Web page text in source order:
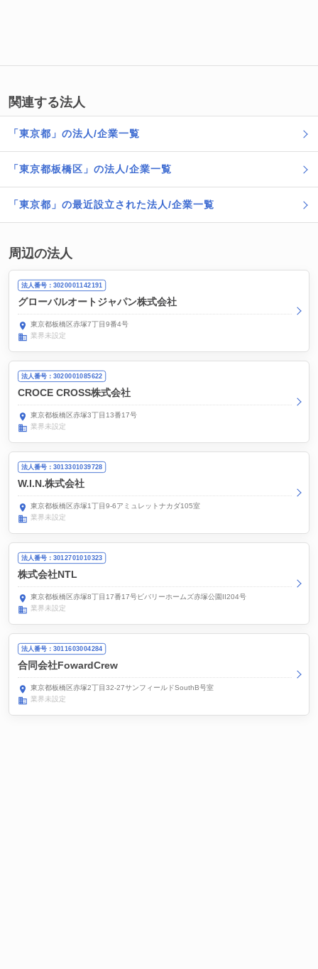
関連する法人
「東京都」の法人/企業一覧
「東京都板橋区」の法人/企業一覧
「東京都」の最近設立された法人/企業一覧
周辺の法人
法人番号：3020001142191
グローバルオートジャパン株式会社
東京都板橋区赤塚7丁目9番4号
業界未設定
法人番号：3020001085622
CROCE CROSS株式会社
東京都板橋区赤塚3丁目13番17号
業界未設定
法人番号：3013301039728
W.I.N.株式会社
東京都板橋区赤塚1丁目9-6アミュレットナカダ105室
業界未設定
法人番号：3012701010323
株式会社NTL
東京都板橋区赤塚8丁目17番17号ビバリーホームズ赤塚公園II204号
業界未設定
法人番号：3011603004284
合同会社FowardCrew
東京都板橋区赤塚2丁目32-27サンフィールドSouthB号室
業界未設定